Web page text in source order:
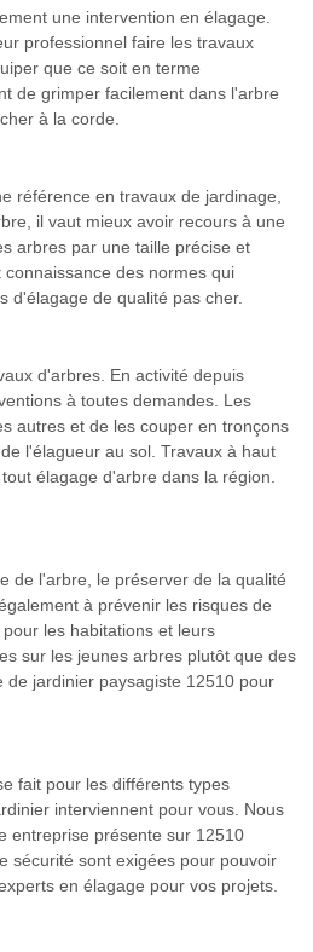
une intervention en élagage.
professionnel faire les travaux
que ce soit en terme
de grimper facilement dans l'arbre
à la corde.
référence en travaux de jardinage,
il vaut mieux avoir recours à une
arbres par une taille précise et
des normes qui
d'élagage de qualité pas cher.
d'arbres. En activité depuis
à toutes demandes. Les
autres et de les couper en tronçons
l'élagueur au sol. Travaux à haut
élagage d'arbre dans la région.
de l'arbre, le préserver de la qualité
à prévenir les risques de
les habitations et leurs
sur les jeunes arbres plutôt que des
jardinier paysagiste 12510 pour
fait pour les différents types
interviennent pour vous. Nous
entreprise présente sur 12510
sécurité sont exigées pour pouvoir
en élagage pour vos projets.